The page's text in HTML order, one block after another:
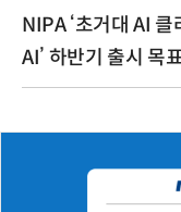
NIPA ‘초거대 AI
AI’ 하반기 출시 목